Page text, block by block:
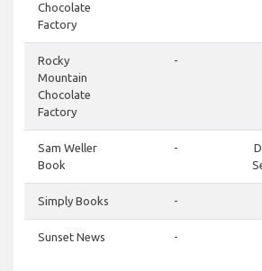
Chocolate
Factory
Rocky
Mountain
Chocolate
Factory
-
Sam Weller
Book
-
Simply Books -
Sunset News -